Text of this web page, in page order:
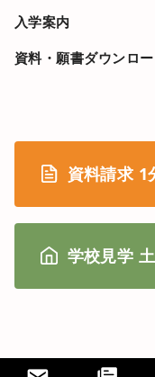
入学案内
資料・願書ダウンロ
資料請求 1
学校見学